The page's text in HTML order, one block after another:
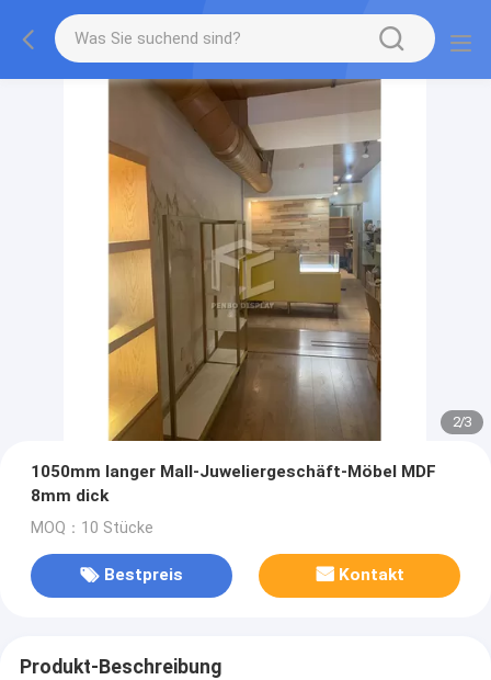
2/3
1050mm langer Mall-Juweliergeschäft-Möbel MDF
8mm dick
MOQ：10 Stücke
Bestpreis Kontakt
Produkt-Beschreibung